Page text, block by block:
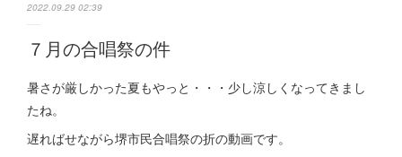
2022.09.29 02:39
７月の合唱祭の件
暑さが厳しかった夏もやっと・・・少し涼しくなってきまし
たね。
遅ればせながら堺市民合唱祭の折の動画です。